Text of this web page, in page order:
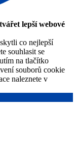
lepší webové
co nejlepší
souhlasit se
na tlačítko
souborů cookie
naleznete v